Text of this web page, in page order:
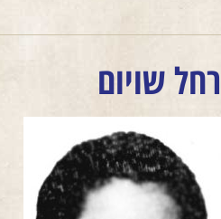
רחל שויום